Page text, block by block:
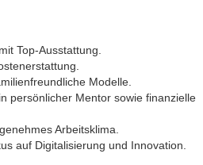
Top-Ausstattung.
Modelle.
persönlicher Mentor sowie finanzielle
Arbeitsklima.
auf Digitalisierung und Innovation.